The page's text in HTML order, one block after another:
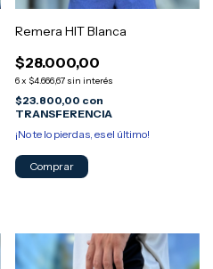
Remera HIT Blanca
$28.000,00
6x $4.666,67 sin interés
$23.800,00 con
TRANSFERENCIA
¡No te lo pierdas, es el último!
Comprar